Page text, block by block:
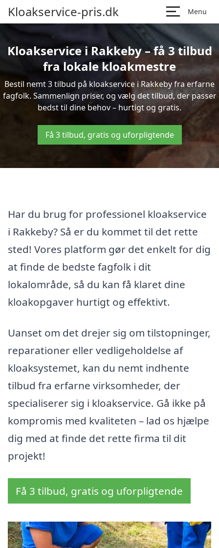
Kloakservice-pris.dk Menu
Kloakservice i Rakkeby – få 3 tilbud
fra lokale kloakmestre
Bestil nemt 3 tilbud på kloakservice i Rakkeby fra erfarne
fagfolk. Sammenlign priser, og vælg det tilbud, der passer
bedst til dine behov – hurtigt og gratis.
Få 3 tilbud, gratis og uforpligtende
Har du brug for professionel kloakservice
i Rakkeby? Så er du kommet til det rette
sted! Vores platform gør det enkelt for dig
at finde de bedste fagfolk i dit
lokalområde, så du kan få klaret dine
kloakopgaver hurtigt og effektivt.
Uanset om det drejer sig om tilstopninger,
reparationer eller vedligeholdelse af
kloaksystemet, kan du nemt indhente
tilbud fra erfarne virksomheder, der
specialiserer sig i kloakservice. Gå ikke på
kompromis med kvaliteten – lad os hjælpe
dig med at finde det rette firma til dit
projekt!
Få 3 tilbud, gratis og uforpligtende